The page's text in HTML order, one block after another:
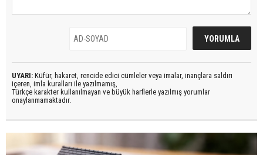
UYARI: Küfür, hakaret, rencide edici cümleler veya imalar, inançlara saldırı
içeren, imla kuralları ile yazılmamış,
Türkçe karakter kullanılmayan ve büyük harflerle yazılmış yorumlar
onaylanmamaktadır.